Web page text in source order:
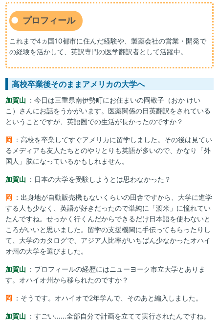
プロフィール
これまで4ヵ国10都市に住んだ経験や、製薬会社の営業・開発で
の経験を活かして、英訳専門の医学翻訳者として活躍中。
高校卒業後そのままアメリカの大学へ
加賀山 ：今日は三重県南伊勢町にお住まいの岡敬子（おか けい
こ）さんにお話をうかがいます。医薬関係の日英翻訳をされている
ということですが、英語圏での生活が長かったのですか？
岡 ：高校を卒業してすぐアメリカに留学しました。その後は見てい
るメディアも友人たちとのやりとりも英語が多いので、かなり「外
国人」脳になっているかもしれません。
加賀山 ：日本の大学を受験しようとは思わなかった？
岡 ：出身地が自動販売機もないくらいの田舎ですから、大学に進学
する人も少なく、英語が好きだったので単純に「渡米」に憧れてい
たんですね。せっかく行くんだからできるだけ日本語を使わないと
ころがいいと思いました。留学の支援機関に手伝ってもらったりし
て、大学のカタログで、アジア人比率がいちばん少なかったオハイ
オ州の大学を選びました。
加賀山 ：プロフィールの経歴にはニューヨーク市立大学とありま
す。オハイオ州から移られたのですか？
岡 ：そうです。オハイオで2年学んで、そのあと編入しました。
加賀山 ：すごい……全部自分で計画を立てて実行されたんですね。